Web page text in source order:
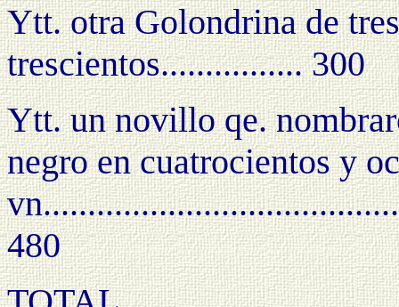
Ytt. otra Golondrina de
trescientos................ 300
Ytt. un novillo qe.
negro en cuatrocientos y
480